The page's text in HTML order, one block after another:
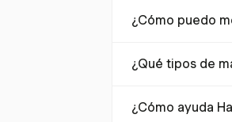
bajo, del 10% es
¿Cómo puedo
eficiencia
¿Qué tipos de
diferentes
¿Cómo ayuda